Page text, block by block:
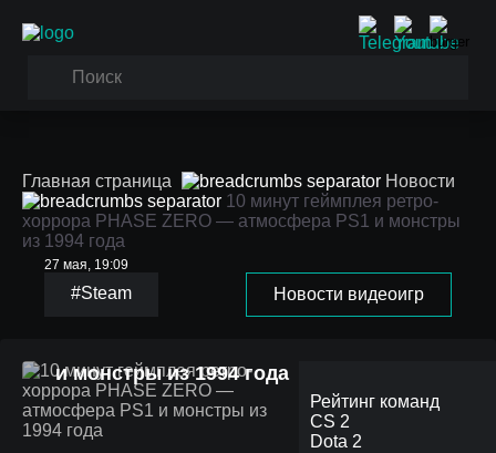
Главная страница
Новости
10 минут геймплея ретро-
хоррора PHASE ZERO — атмосфера PS1 и монстры
из 1994 года
27 мая, 19:09
#Steam Новости видеоигр
10 минут геймплея
и монстры из 1994 года
Рейтинг команд
CS 2
Dota 2